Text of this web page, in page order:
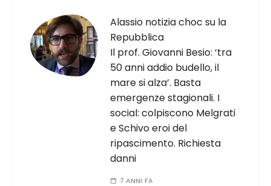
Alassio notizia choc su la
Repubblica
Il prof. Giovanni Besio: ‘tra
50 anni addio budello, il
mare si alza’. Basta
emergenze stagionali. I
social: colpiscono Melgrati
e Schivo eroi del
ripascimento. Richiesta
danni
7 ANNI FA